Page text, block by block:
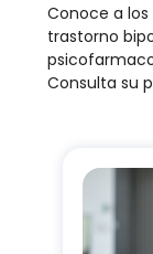
Conoce a
trastorno
Consulta su